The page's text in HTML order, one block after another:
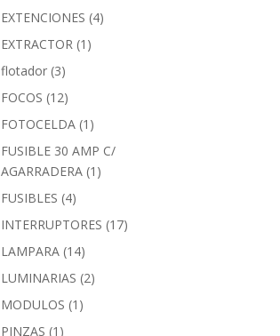
EXTENCIONES (4)
EXTRACTOR (1)
flotador (3)
FOCOS (12)
FOTOCELDA (1)
FUSIBLE 30 AMP C/
AGARRADERA (1)
FUSIBLES (4)
INTERRUPTORES (17)
LAMPARA (14)
LUMINARIAS (2)
MODULOS (1)
PINZAS (1)